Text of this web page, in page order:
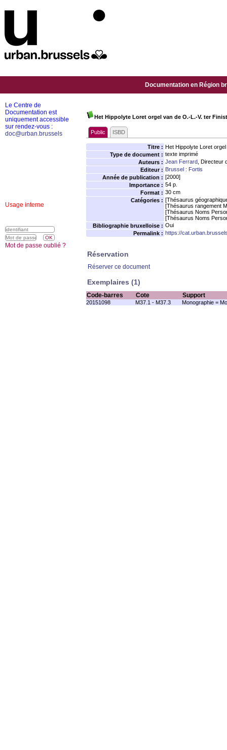
Documentation en Région
Het Hippolyte Loret orgel van de O.-L.-V. ter
Public ISBD
Titre : Het Hippolyte Loret
Type de document : texte imprimé
Auteurs : Jean Ferrard , Directeur
Editeur : Brussel : Fortis
Année de publication : [2000]
Importance : 54 p.
Format : 30 cm
Catégories : [Thésaurus
[Thésaurus rangement
[Thésaurus Noms
[Thésaurus Noms
Bibliographie bruxelloise : Oui
Permalink : https://
Réservation
Réserver ce document
Exemplaires (1)
Code-barres Cote Support
20151098 M37.1 - M37.3 Monographie =
Le Centre de
Documentation est
uniquement accessible
sur rendez-vous :
doc@urban.brussels
Usage interne
Mot de passe oublié ?